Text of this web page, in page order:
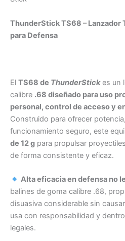
ThunderStick TS68 – Lanzador
para Defensa
El TS68 de ThunderStickes un
calibre .68 diseñado para uso
personal, control de acceso y
Construido para ofrecer
funcionamiento seguro, este
de 12 g para propulsar
de forma consistente y eficaz.
Alta eficacia en defensa no
balines de goma calibre .68,
disuasiva considerable sin
usa con responsabilidad y
legales.